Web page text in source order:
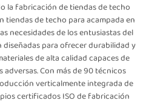
la fabricación de tiendas de techo
tiendas de techo para acampada en
necesidades de los entusiastas del
diseñadas para ofrecer durabilidad y
de alta calidad capaces de
Con más de 90 técnicos
verticalmente integrada de
certificados ISO de fabricación